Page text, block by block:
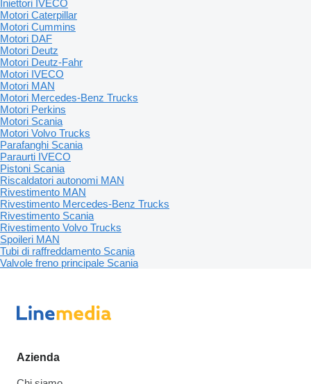
Iniettori IVECO
Motori Caterpillar
Motori Cummins
Motori DAF
Motori Deutz
Motori Deutz-Fahr
Motori IVECO
Motori MAN
Motori Mercedes-Benz Trucks
Motori Perkins
Motori Scania
Motori Volvo Trucks
Parafanghi Scania
Paraurti IVECO
Pistoni Scania
Riscaldatori autonomi MAN
Rivestimento MAN
Rivestimento Mercedes-Benz Trucks
Rivestimento Scania
Rivestimento Volvo Trucks
Spoileri MAN
Tubi di raffreddamento Scania
Valvole freno principale Scania
Azienda